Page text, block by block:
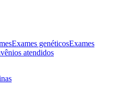
Exames genéticosExames
atendidos